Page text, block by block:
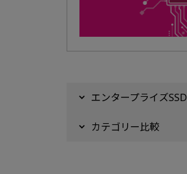
エンタープライズSSD
カテゴリー比較